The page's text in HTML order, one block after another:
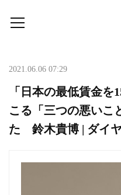
2021.06.06 07:29
「日本の最低賃金を
こる「三つの悪いこ
た 鈴木貴博 | ダイヤ